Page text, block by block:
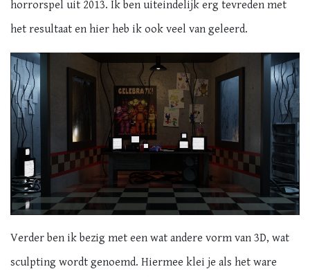
horrorspel uit 2013. Ik ben uiteindelijk erg tevreden met
het resultaat en hier heb ik ook veel van geleerd.
Verder ben ik bezig met een wat andere vorm van 3D, wat
sculpting wordt genoemd. Hiermee klei je als het ware